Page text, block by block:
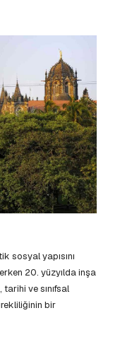
sosyal yapısını
20. yüzyılda inşa
ve sınıfsal
bir